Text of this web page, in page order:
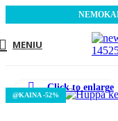
MENIU
-52%
Click to enlarge